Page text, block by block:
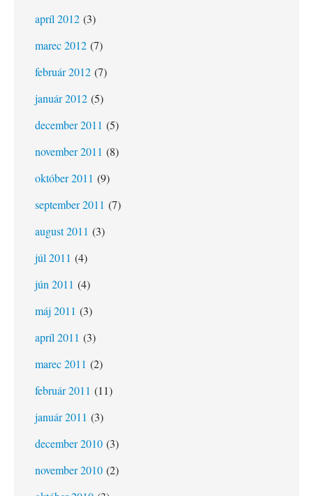
apríl 2012 (3)
marec 2012 (7)
február 2012 (7)
január 2012 (5)
december 2011 (5)
november 2011 (8)
október 2011 (9)
september 2011 (7)
august 2011 (3)
júl 2011 (4)
jún 2011 (4)
máj 2011 (3)
apríl 2011 (3)
marec 2011 (2)
február 2011 (11)
január 2011 (3)
december 2010 (3)
november 2010 (2)